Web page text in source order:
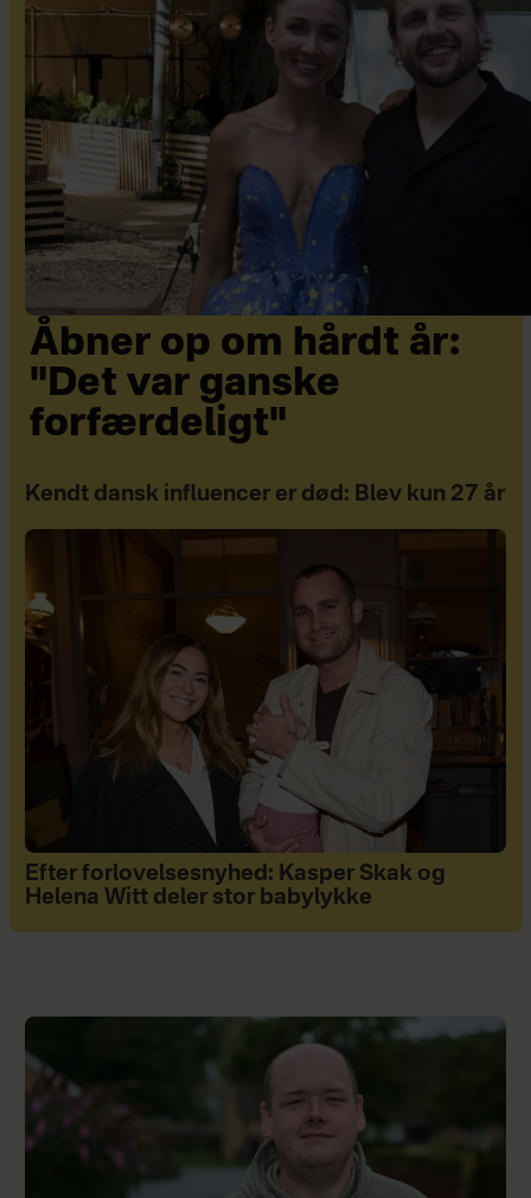
Åbner op om hårdt år:
"Det var ganske
forfærdeligt"
Kendt dansk influencer er død: Blev kun 27 år
Efter forlovelsesnyhed: Kasper Skak og
Helena Witt deler stor babylykke